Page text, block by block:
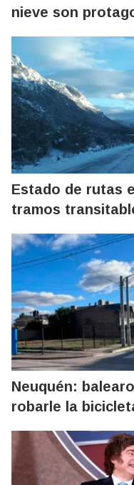
nieve son
Estado de rutas
tramos
Neuquén:
robarle la